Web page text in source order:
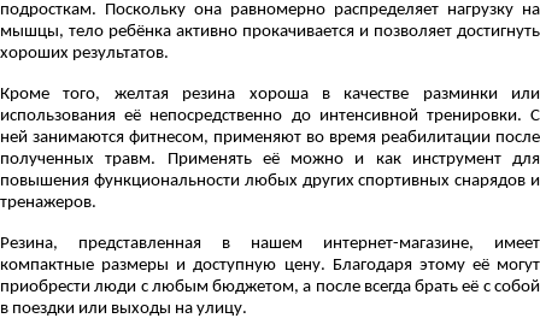
подросткам. Поскольку она равномерно распределяет нагрузку на
мышцы, тело ребёнка активно прокачивается и позволяет достигнуть
хороших результатов.
Кроме того, желтая резина хороша в качестве разминки или
использования её непосредственно до интенсивной тренировки. С
ней занимаются фитнесом, применяют во время реабилитации после
полученных травм. Применять её можно и как инструмент для
повышения функциональности любых других спортивных снарядов и
тренажеров.
Резина, представленная в нашем интернет-магазине, имеет
компактные размеры и доступную цену. Благодаря этому её могут
приобрести люди с любым бюджетом, а после всегда брать её с собой
в поездки или выходы на улицу.